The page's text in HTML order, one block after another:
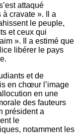
attaqué
cravate ». Il a
le peuple,
et ceux qui
». Il a estimé que
libérer le pays
et de
en chœur l’image
en une
des fauteurs
président a
le
notamment les